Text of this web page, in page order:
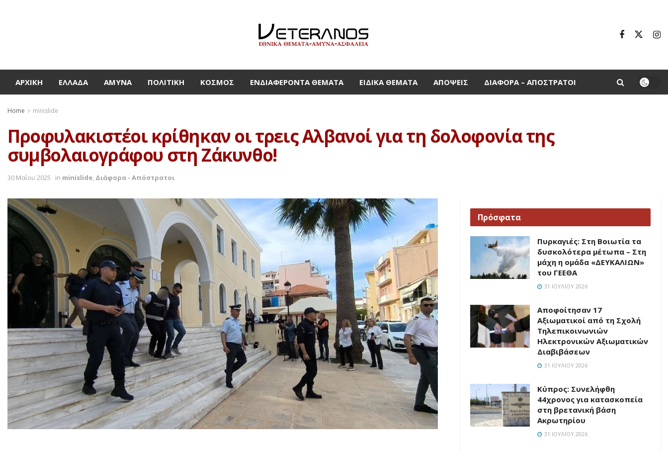
ΑΡΧΙΚΉ ΕΛΛΆΔΑ ΆΜΥΝΑ ΠΟΛΙΤΙΚΉ ΚΌΣΜΟΣ ΕΝΔΙΑΦΈΡΟΝΤΑ ΘΈΜΑΤΑ ΕΙΔΙΚΆ ΘΈΜΑΤΑ ΑΠΌΨΕΙΣ ΔΙΆΦΟΡΑ – ΑΠΌΣΤΡΑΤΟΙ
Home minislide
Προφυλακιστέοι κρίθηκαν οι τρεις Αλβανοί για τη δολοφονία της
συμβολαιογράφου στη Ζάκυνθο!
30 Μαΐου 2025 in minislide, Διάφορα - Απόστρατοι
Πρόσφατα
Πυρκαγιές: Στη Βοιωτία τα
δυσκολότερα μέτωπα – Στη
μάχη η ομάδα «ΔΕΥΚΑΛΙΩΝ»
του ΓΕΕΘΑ
31 ΙΟΥΛΊΟΥ 2026
Αποφοίτησαν 17
Αξιωματικοί από τη Σχολή
Τηλεπικοινωνιών
Ηλεκτρονικών Αξιωματικών
Διαβιβάσεων
31 ΙΟΥΛΊΟΥ 2026
Κύπρος: Συνελήφθη
44χρονος για κατασκοπεία
στη βρετανική βάση
Ακρωτηρίου
31 ΙΟΥΛΊΟΥ 2026